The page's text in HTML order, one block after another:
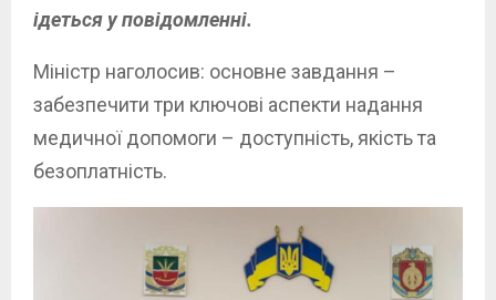
ідеться у повідомленні.
Міністр наголосив: основне завдання –
забезпечити три ключові аспекти надання
медичної допомоги – доступність, якість та
безоплатність.